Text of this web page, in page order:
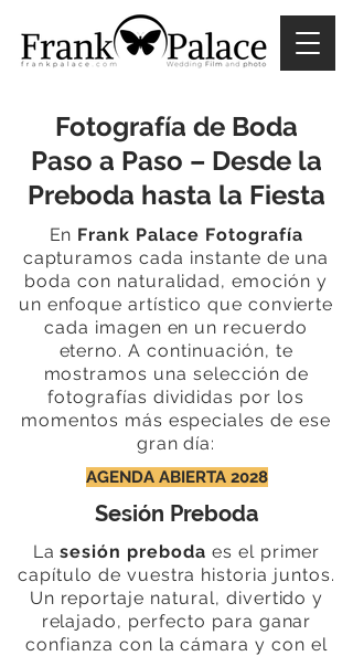
Fotografía de Boda
Paso a Paso – Desde la
Preboda hasta la Fiesta
En Frank Palace Fotografía
capturamos cada instante de una
boda con naturalidad, emoción y
un enfoque artístico que convierte
cada imagen en un recuerdo
eterno. A continuación, te
mostramos una selección de
fotografías divididas por los
momentos más especiales de ese
gran día:
AGENDA ABIERTA 2028
Sesión Preboda
Lasesión preboda es el primer
capítulo de vuestra historia juntos.
Un reportaje natural, divertido y
relajado, perfecto para ganar
confianza con la cámara y con el